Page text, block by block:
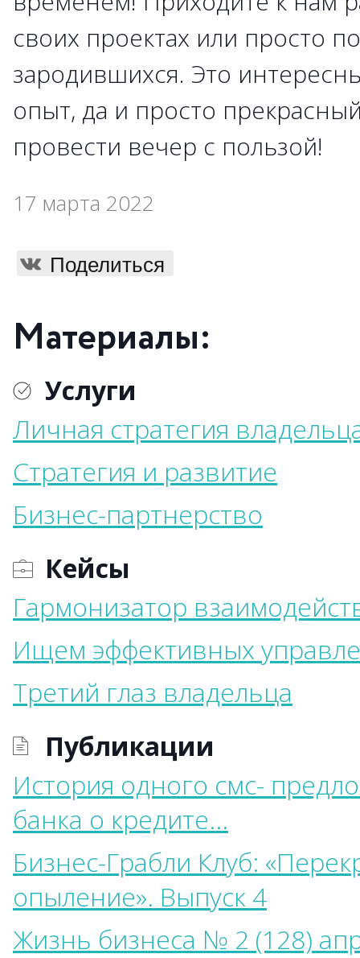
своих проектах или просто
зародившихся. Это
опыт, да и просто
провести вечер с пользой!
17 марта 2022
Поделиться
Материалы:
Услуги
Личная стратегия
Стратегия и развитие
Бизнес-партнерство
Кейсы
Гармонизатор
Ищем эффективных
Третий глаз владельца
Публикации
История одного смс-
банка о кредите...
Бизнес-Грабли Клуб:
опыление». Выпуск 4
Жизнь бизнеса № 2 (128)